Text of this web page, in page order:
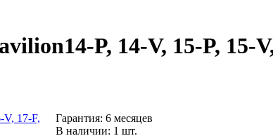
P, 14-V, 15-P, 15-
Гарантия: 6 месяцев
В наличии: 1 шт.